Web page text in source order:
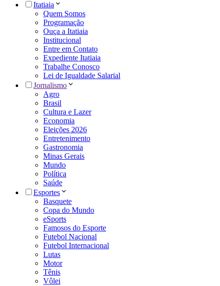
Itatiaia
Quem Somos
Programação
Ouça a Itatiaia
Institucional
Entre em Contato
Expediente Itatiaia
Trabalhe Conosco
Lei de Igualdade Salarial
Jornalismo
Agro
Brasil
Cultura e Lazer
Economia
Eleições 2026
Entretenimento
Gastronomia
Minas Gerais
Mundo
Política
Saúde
Esportes
Basquete
Copa do Mundo
eSports
Famosos do Esporte
Futebol Nacional
Futebol Internacional
Lutas
Motor
Tênis
Vôlei